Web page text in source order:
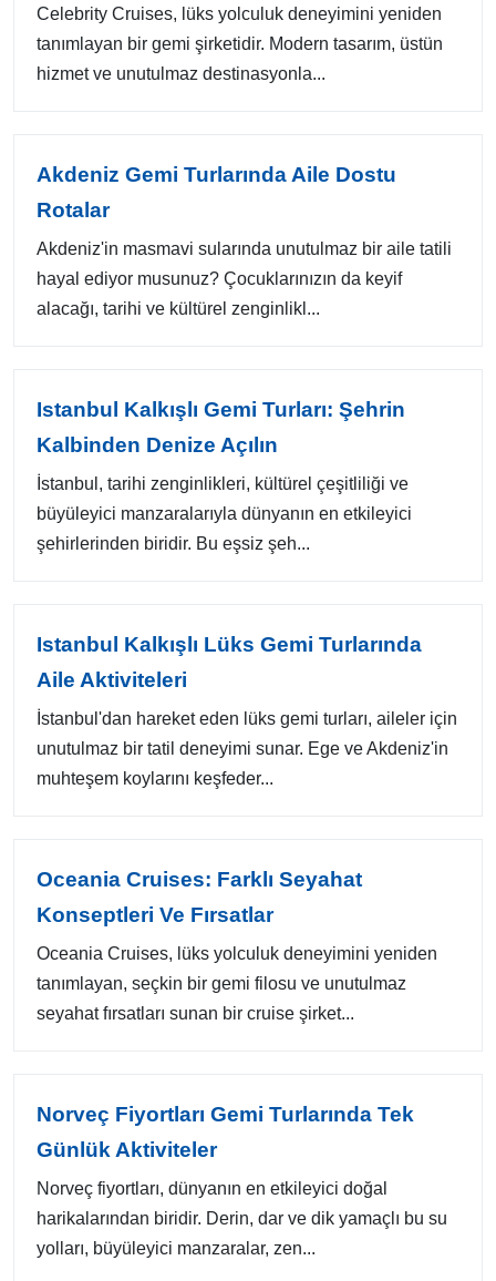
Celebrity Cruises, lüks yolculuk deneyimini yeniden
tanımlayan bir gemi şirketidir. Modern tasarım, üstün
hizmet ve unutulmaz destinasyonla...
Akdeniz Gemi Turlarında Aile Dostu
Rotalar
Akdeniz'in masmavi sularında unutulmaz bir aile tatili
hayal ediyor musunuz? Çocuklarınızın da keyif
alacağı, tarihi ve kültürel zenginlikl...
Istanbul Kalkışlı Gemi Turları: Şehrin
Kalbinden Denize Açılın
İstanbul, tarihi zenginlikleri, kültürel çeşitliliği ve
büyüleyici manzaralarıyla dünyanın en etkileyici
şehirlerinden biridir. Bu eşsiz şeh...
Istanbul Kalkışlı Lüks Gemi Turlarında
Aile Aktiviteleri
İstanbul'dan hareket eden lüks gemi turları, aileler için
unutulmaz bir tatil deneyimi sunar. Ege ve Akdeniz'in
muhteşem koylarını keşfeder...
Oceania Cruises: Farklı Seyahat
Konseptleri Ve Fırsatlar
Oceania Cruises, lüks yolculuk deneyimini yeniden
tanımlayan, seçkin bir gemi filosu ve unutulmaz
seyahat fırsatları sunan bir cruise şirket...
Norveç Fiyortları Gemi Turlarında Tek
Günlük Aktiviteler
Norveç fiyortları, dünyanın en etkileyici doğal
harikalarından biridir. Derin, dar ve dik yamaçlı bu su
yolları, büyüleyici manzaralar, zen...